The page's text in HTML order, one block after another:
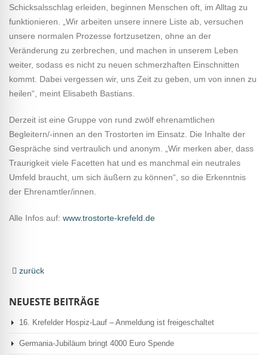
Schicksalsschlag erleiden, beginnen Menschen oft, im Alltag zu
funktionieren. „Wir arbeiten unsere innere Liste ab, versuchen
unsere normalen Prozesse fortzusetzen, ohne an der
Veränderung zu zerbrechen, und machen in unserem Leben
weiter, sodass es nicht zu neuen schmerzhaften Einschnitten
kommt. Dabei vergessen wir, uns Zeit zu geben, um von innen zu
heilen“, meint Elisabeth Bastians.
Derzeit ist eine Gruppe von rund zwölf ehrenamtlichen
Begleitern/-innen an den Trostorten im Einsatz. Die Inhalte der
Gespräche sind vertraulich und anonym. „Wir merken aber, dass
Traurigkeit viele Facetten hat und es manchmal ein neutrales
Umfeld braucht, um sich äußern zu können“, so die Erkenntnis
der Ehrenamtler/innen.
Alle Infos auf: www.trostorte-krefeld.de
zurück
NEUESTE BEITRÄGE
16. Krefelder Hospiz-Lauf – Anmeldung ist freigeschaltet
Germania-Jubiläum bringt 4000 Euro Spende